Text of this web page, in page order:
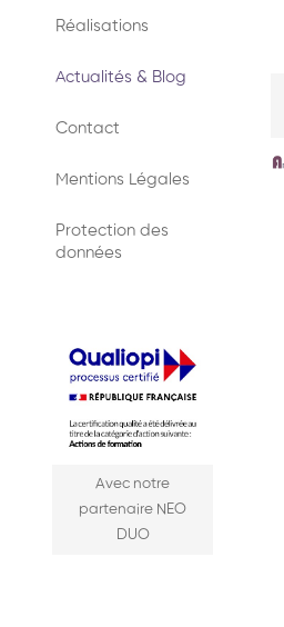
Réalisations
Actualités & Blog
Contact
Mentions Légales
Protection des
données
Avec notre
partenaire NEO
DUO